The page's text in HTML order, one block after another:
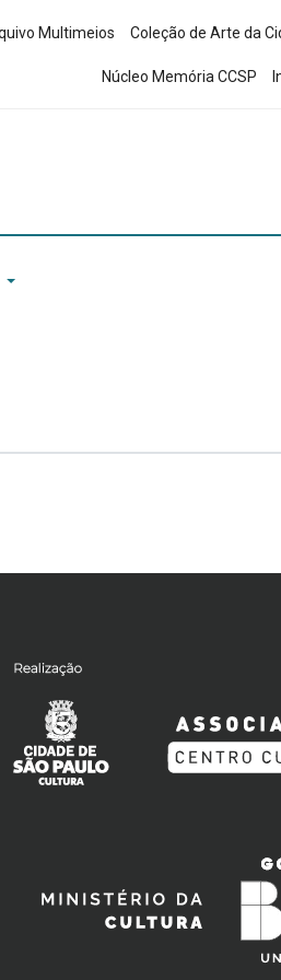
Multimeios Coleção de Arte da
Núcleo Memória CCSP